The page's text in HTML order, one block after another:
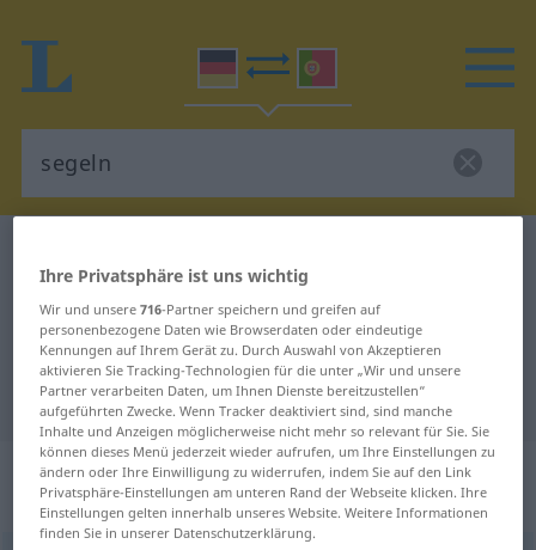
Deutsch-Portugiesisch
Übersetzung für "segeln"
"segeln" Portugiesisch Übersetzung
„segeln“: intransitives Verb |
transitives Verb
Ihre Privatsphäre ist uns wichtig
Wir und unsere716-Partner speichern und greifen auf
personenbezogene Daten wie Browserdaten oder eindeutige
Kennungen auf Ihrem Gerät zu. Durch Auswahl von Akzeptieren
aktivieren Sie Tracking-Technologien für die unter „Wir und unsere
Partner verarbeiten Daten, um Ihnen Dienste bereitzustellen“
aufgeführten Zwecke. Wenn Tracker deaktiviert sind, sind manche
Inhalte und Anzeigen möglicherweise nicht mehr so relevant für Sie. Sie
können dieses Menü jederzeit wieder aufrufen, um Ihre Einstellungen zu
ändern oder Ihre Einwilligung zu widerrufen, indem Sie auf den Link
Privatsphäre-Einstellungen am unteren Rand der Webseite klicken. Ihre
Einstellungen gelten innerhalb unseres Website. Weitere Informationen
finden Sie in unserer Datenschutzerklärung.